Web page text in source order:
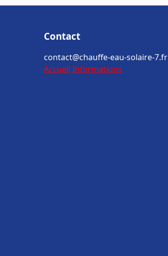
Contact
contact@chauffe-eau-solaire-7.fr
Accueil Informations